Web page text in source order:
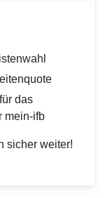
das
mein-ifb
sicher weiter!